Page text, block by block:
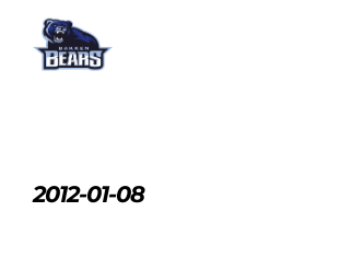
2012-01-08